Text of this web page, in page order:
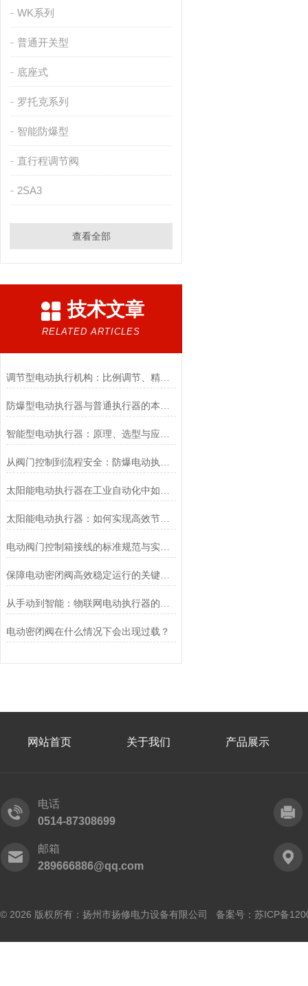
WK系列
普通开关型
底座式
罗托克系列
智能防爆型
直行程调节阀
2SA3
查看全部
技术文章
RELATED ARTICLES
调节型电动执行机构：比例调节、精度控制要点
太阳能电动执行器：如何实现高效节能的自动化控制？
保障电动密闭阀高效稳定运行的关键举措
电动密闭阀在什么情况下会出现过载？
网站首页 关于我们 产品展示
电话
0514-87308699
邮箱
289666886@qq.com
© 2026 版权所有：扬州市扬修电力设备有限公司 备案号： 苏ICP备